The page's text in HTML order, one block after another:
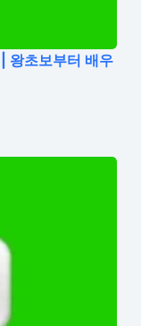
왕초보부터 배우